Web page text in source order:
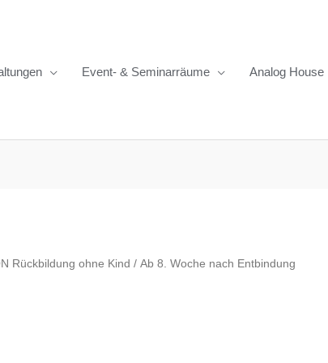
Event- & Seminarräume Analog House
Rückbildung ohne Kind / Ab 8. Woche nach Entbindung